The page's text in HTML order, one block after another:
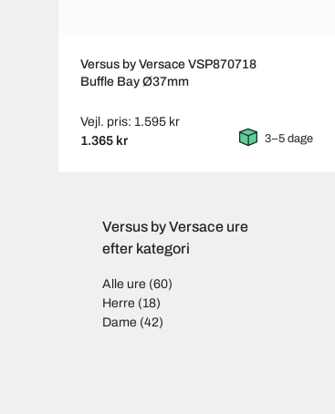
Versus by Versace VSP870718
Buffle Bay Ø37mm
Vejl. pris: 1.595 kr
1.365 kr 3–5 dage
Versus by Versace ure
efter kategori
Alle ure (60)
Herre (18)
Dame (42)